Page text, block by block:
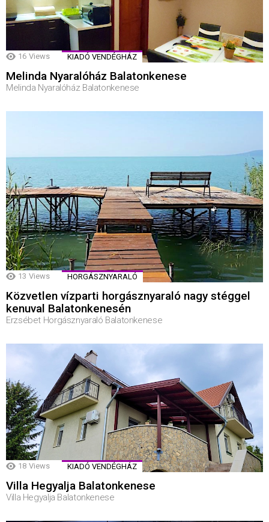
16 Views KIADÓ VENDÉGHÁZ
Melinda Nyaralóház Balatonkenese
Melinda Nyaralóház Balatonkenese
13 Views HORGÁSZNYARALÓ
Közvetlen vízparti horgásznyaraló nagy stéggel
kenuval Balatonkenesén
Erzsébet Horgásznyaraló Balatonkenese
18 Views KIADÓ VENDÉGHÁZ
Villa Hegyalja Balatonkenese
Villa Hegyalja Balatonkenese